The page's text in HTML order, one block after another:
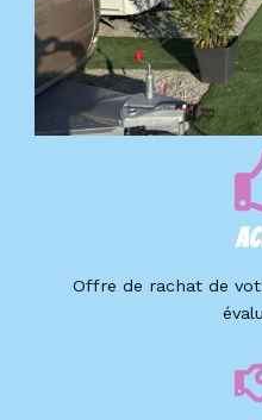
Offre de rachat de